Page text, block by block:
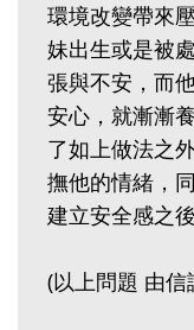
環境改變帶來
妹出生或是被
張與不安，而
安心，就漸漸
了如上做法之
撫他的情緒，
建立安全感之
(以上問題 由